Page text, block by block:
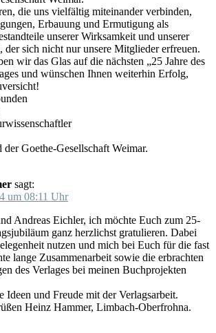
die uns vielfältig miteinander verbinden,
Erbauung und Ermutigung als
unserer Wirksamkeit und unserer
der sich nicht nur unsere Mitglieder erfreuen.
wir das Glas auf die nächsten „25 Jahre des
und wünschen Ihnen weiterhin Erfolg,
Goethe-Gesellschaft Weimar.
sagt:
um 08:11 Uhr
Andreas Eichler, ich möchte Euch zum 25-
ganz herzlichst gratulieren. Dabei
nutzen und mich bei Euch für die fast
lange Zusammenarbeit sowie die erbrachten
des Verlages bei meinen Buchprojekten
Ideen und Freude mit der Verlagsarbeit.
Heinz Hammer, Limbach-Oberfrohna.